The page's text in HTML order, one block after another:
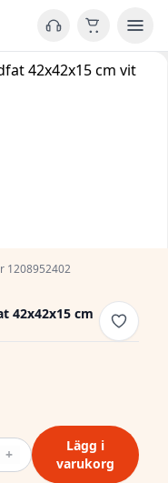
1208952402
42x42x15 cm
+
Lägg i
varukorg